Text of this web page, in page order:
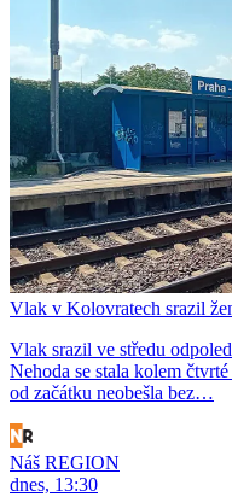
Vlak v Kolovratech srazil
Vlak srazil ve středu
Nehoda se stala kolem
od začátku neobešla bez…
Náš REGION
dnes, 13:30